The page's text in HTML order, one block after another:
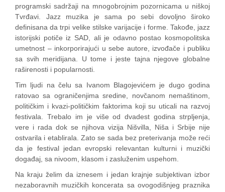
programski sadržaji na mnogobrojnim pozornicama u niškoj
Tvrđavi. Jazz muzika je sama po sebi dovoljno široko
definisana da trpi velike stilske varijacije i forme. Takođe, jazz
istorijski potiče iz SAD, ali je odavno postao kosmopolitska
umetnost – inkorporirajući u sebe autore, izvođače i publiku
sa svih meridijana. U tome i jeste tajna njegove globalne
raširenosti i popularnosti.
Tim ljudi na čelu sa Ivanom Blagojevićem je dugo godina
ratovao sa ograničenjima sredine, novčanom nemaštinom,
političkim i kvazi-političkim faktorima koji su uticali na razvoj
festivala. Trebalo im je više od dvadest godina strpljenja,
vere i rada dok se njihova vizija Nišvilla, Niša i Srbije nije
ostvarila i etablirala. Zato se sada bez preterivanja može reći
da je festival jedan evropski relevantan kulturni i muzički
događaj, sa nivoom, klasom i zasluženim uspehom.
Na kraju želim da iznesem i jedan krajnje subjektivan izbor
nezaboravnih muzičkih koncerata sa ovogodišnjeg praznika